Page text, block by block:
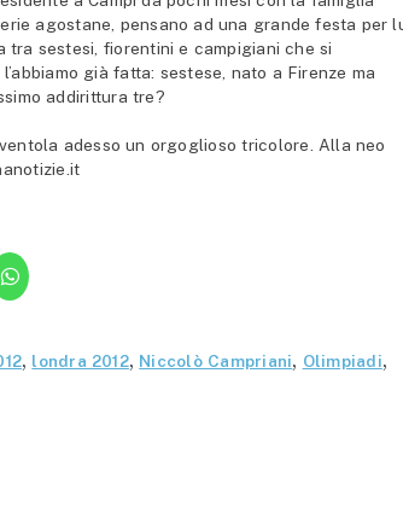
agostane, pensano ad una grande festa per
tra sestesi, fiorentini e campigiani che si
già fatta: sestese, nato a Firenze ma
addirittura tre?
adesso un orgoglioso tricolore. Alla neo
Fai
clic
per
(Si
apre
, londra 2012, Niccolò Campriani, Olimpiadi,